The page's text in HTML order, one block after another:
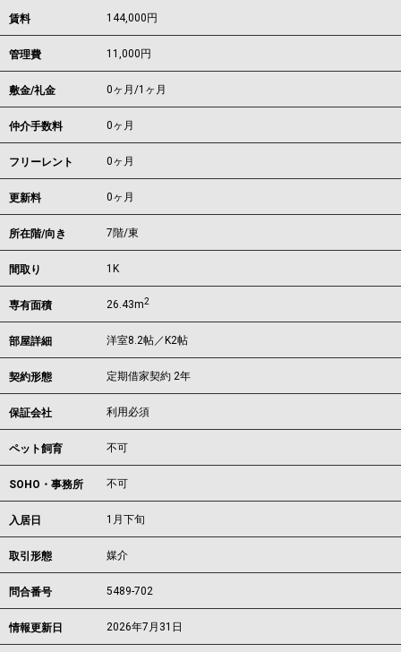
賃料 144,000 円
管理費 11,000円
敷金/礼金 0ヶ月/1ヶ月
仲介手数料 0ヶ月
フリーレント 0ヶ月
更新料 0ヶ月
所在階/向き 7階/東
間取り 1K
専有面積 26.43m2
部屋詳細 洋室8.2帖／K2帖
契約形態 定期借家契約 2年
保証会社 利用必須
ペット飼育 不可
SOHO・事務所 不可
入居日 1月下旬
取引形態 媒介
問合番号 5489-702
情報更新日 2026年7月31日